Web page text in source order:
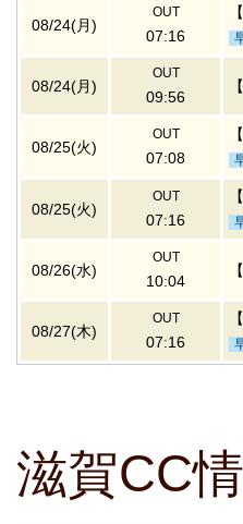
08/24(月)
OUT
07:16
08/24(月)
OUT
09:56
08/25(火)
OUT
07:08
08/25(火)
OUT
07:16
08/26(水)
OUT
10:04
08/27(木)
OUT
07:16
滋賀CC